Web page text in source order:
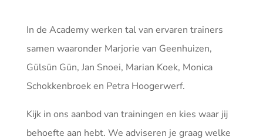
In de Academy werken tal van ervaren trainers
samen waaronder Marjorie van Geenhuizen,
Gülsün Gün, Jan Snoei, Marian Koek, Monica
Schokkenbroek en Petra Hoogerwerf.
Kijk in ons aanbod van trainingen en kies waar jij
behoefte aan hebt. We adviseren je graag welke